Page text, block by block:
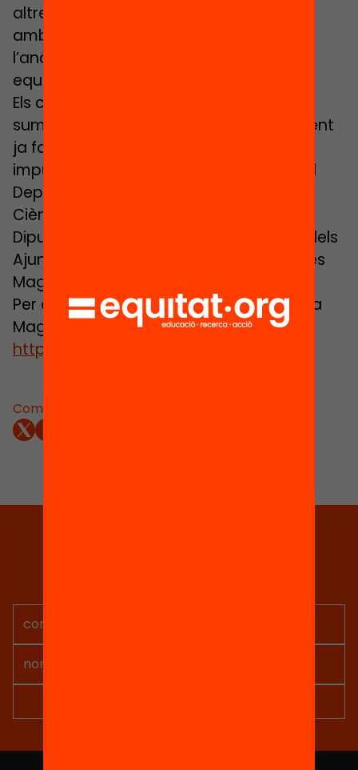
Comparteix:
altres centres Magnet i la col·laboració
amb les administracions educatives en
l’anàlisi de mesures d’escolarització
equilibrada en el centre i el municipi.
Els centres que siguin seleccionats es
sumaran als 27 projectes que actualment
ja formen part d’aquest programa
impulsat per la Fundació Jaume Bofill, el
Departament d’Educació, l’Institut de
Ciències de l’Educació de la UAB i la
Diputació de Barcelona amb el suport dels
Ajuntaments dels municipis amb centres
Magnet.
Per a més informació sobre el programa
Magnet, podeu entrar al web:
http://magnet.cat/